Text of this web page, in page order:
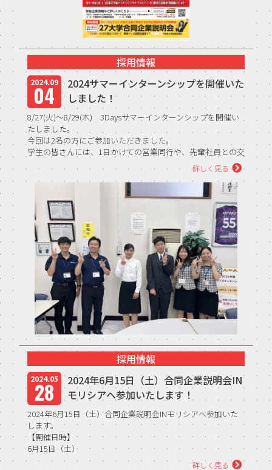
採用情報
2024.09
04
2024サマーインターンシップを開催いた
しました！
8/27(火)～8/29(木) 3Daysサマーインターンシップを開催い
たしました。
今回は2名の方にご参加いただきました。
学生の皆さんには、1日かけての営業同行や、先輩社員との交
詳しく見る
採用情報
2024.05
28
2024年6月15日（土）合同企業説明会IN
モリシアへ参加いたします！
2024年6月15日（土）合同企業説明会INモリシアへ参加いた
します。
【開催日時】
6月15日（土）
【午前の部】10：00～12：30（受付9：30～） <...詳しく見る